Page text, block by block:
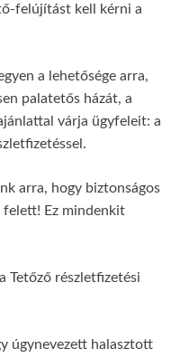
felújítást kell kérni a
a lehetősége arra,
palatetős házát, a
várja ügyfeleit: a
arra, hogy biztonságos
felett! Ez mindenkit
Tetőző részletfizetési
úgynevezett halasztott